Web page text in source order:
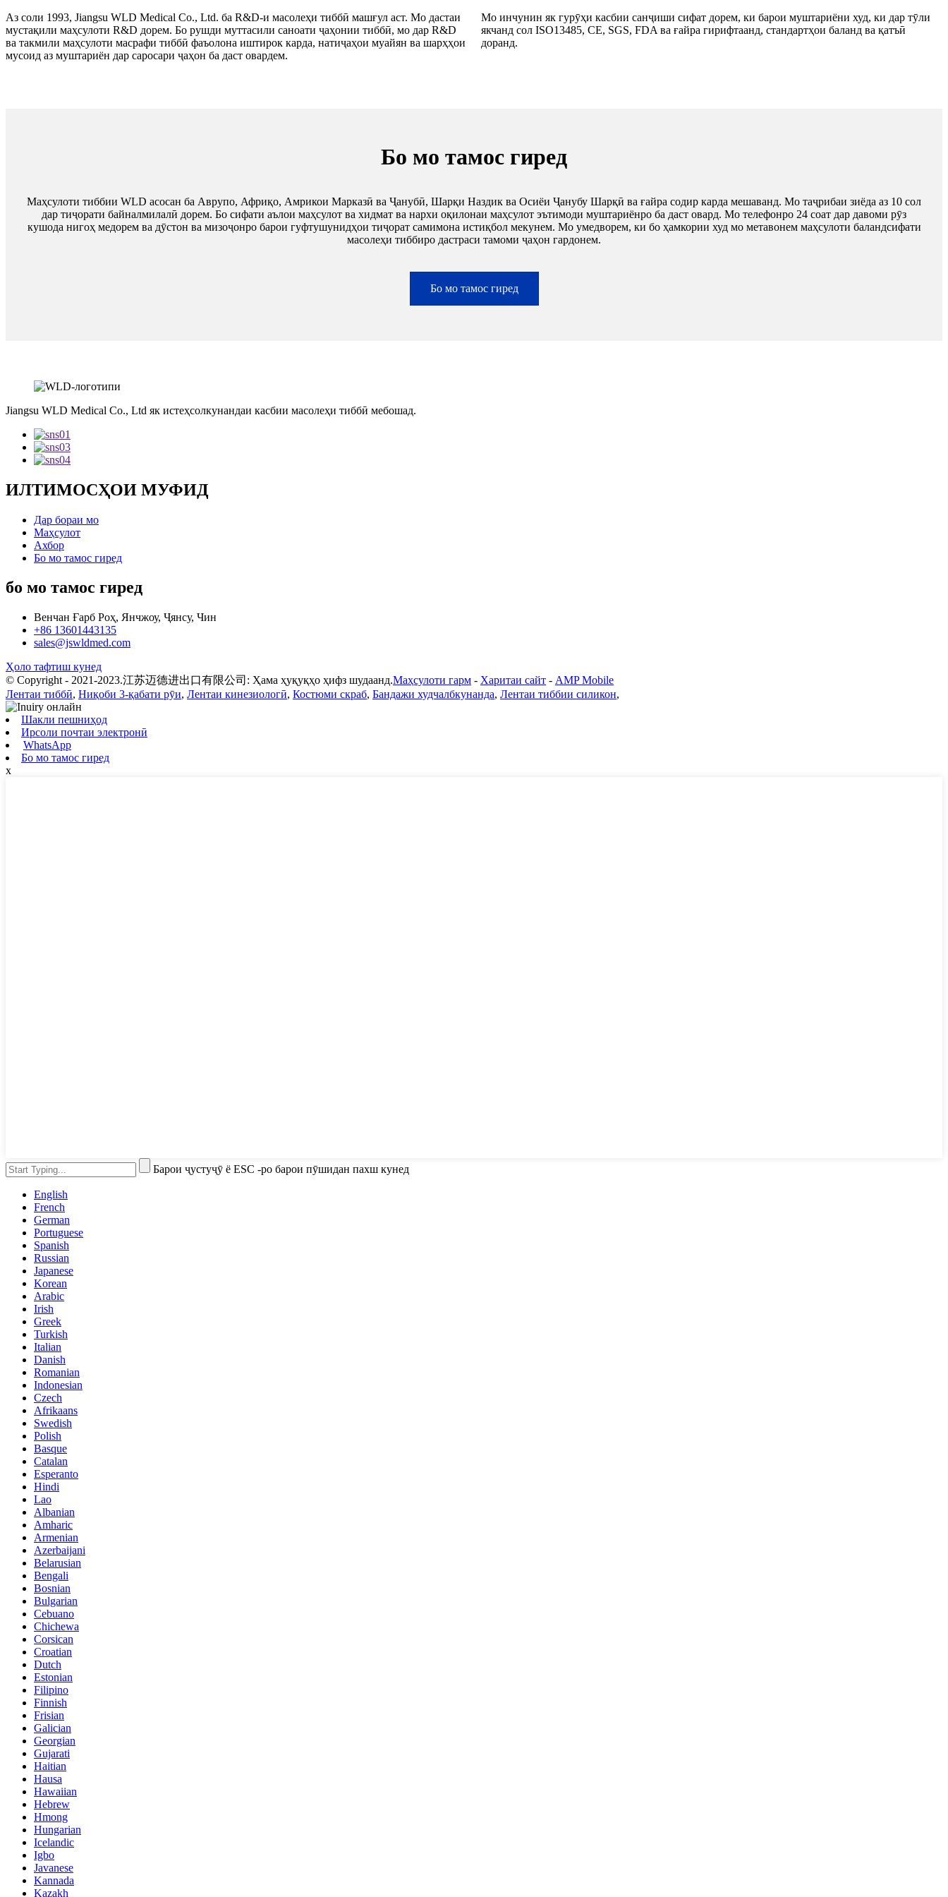
Аз соли 1993, Jiangsu WLD Medical Co., Ltd. ба R&D-и масолеҳи тиббӣ машғул аст. Мо дастаи
мустақили маҳсулоти R&D дорем. Бо рушди муттасили саноати ҷаҳонии тиббӣ, мо дар R&D
ва такмили маҳсулоти масрафи тиббӣ фаъолона иштирок карда, натиҷаҳои муайян ва шарҳҳои
мусоид аз муштариён дар саросари ҷаҳон ба даст овардем.
Мо инчунин як гурӯҳи касбии санҷиши сифат дорем, ки барои муштариёни худ, ки дар тӯли
якчанд сол ISO13485, CE, SGS, FDA ва ғайра гирифтаанд, стандартҳои баланд ва қатъӣ
доранд.
Бо мо тамос гиред
Маҳсулоти тиббии WLD асосан ба Аврупо, Африқо, Амрикои Марказӣ ва Ҷанубӣ, Шарқи Наздик ва Осиёи Ҷанубу Шарқӣ ва ғайра содир карда мешаванд. Мо таҷрибаи зиёда аз 10 сол
дар тиҷорати байналмилалӣ дорем. Бо сифати аълои маҳсулот ва хидмат ва нархи оқилонаи маҳсулот эътимоди муштариёнро ба даст овард. Мо телефонро 24 соат дар давоми рӯз
кушода нигоҳ медорем ва дӯстон ва мизоҷонро барои гуфтушунидҳои тиҷорат самимона истиқбол мекунем. Мо умедворем, ки бо ҳамкории худ мо метавонем маҳсулоти баландсифати
масолеҳи тиббиро дастраси тамоми ҷаҳон гардонем.
Бо мо тамос гиред
Jiangsu WLD Medical Co., Ltd як истеҳсолкунандаи касбии масолеҳи тиббӣ мебошад.
ИЛТИМОСҲОИ МУФИД
Дар бораи мо
Маҳсулот
Ахбор
Бо мо тамос гиред
бо мо тамос гиред
Венчан Ғарб Роҳ, Янчжоу, Ҷянсу, Чин
+86 13601443135
sales@jswldmed.com
Ҳоло тафтиш кунед
© Copyright - 2021-2023.江苏迈德进出口有限公司: Ҳама ҳуқуқҳо ҳифз шудаанд.Маҳсулоти гарм - Харитаи сайт - AMP Mobile
Лентаи тиббӣ, Ниқоби 3-қабати рӯи, Лентаи кинезиологӣ, Костюми скраб, Бандажи худчалбкунанда, Лентаи тиббии силикон,
Шакли пешниҳод
Ирсоли почтаи электронӣ
WhatsApp
Бо мо тамос гиред
x
Барои ҷустуҷӯ ё ESC -ро барои пӯшидан пахш кунед
English
French
German
Portuguese
Spanish
Russian
Japanese
Korean
Arabic
Irish
Greek
Turkish
Italian
Danish
Romanian
Indonesian
Czech
Afrikaans
Swedish
Polish
Basque
Catalan
Esperanto
Hindi
Lao
Albanian
Amharic
Armenian
Azerbaijani
Belarusian
Bengali
Bosnian
Bulgarian
Cebuano
Chichewa
Corsican
Croatian
Dutch
Estonian
Filipino
Finnish
Frisian
Galician
Georgian
Gujarati
Haitian
Hausa
Hawaiian
Hebrew
Hmong
Hungarian
Icelandic
Igbo
Javanese
Kannada
Kazakh